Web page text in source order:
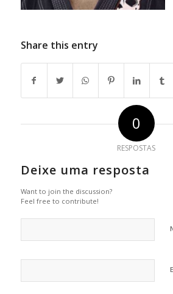
Share this entry
0
RESPOSTAS
Deixe uma resposta
Want to join the discussion?
Feel free to contribute!